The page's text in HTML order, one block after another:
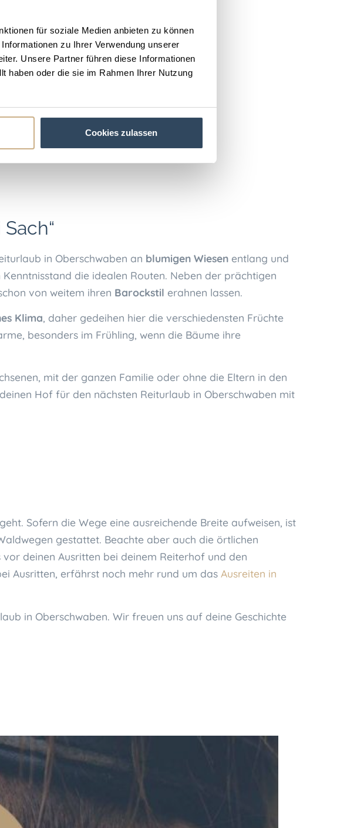
für soziale Medien anbieten zu können
zu Ihrer Verwendung unserer
Unsere Partner führen diese Informationen
haben oder die sie im Rahmen Ihrer Nutzung
Cookies zulassen
in Oberschwaben an blumigen Wiesen entlang und
die idealen Routen. Neben der prächtigen
von weitem ihren Barockstil erahnen lassen.
Klima, daher gedeihen hier die verschiedensten Früchte
besonders im Frühling, wenn die Bäume ihre
mit der ganzen Familie oder ohne die Eltern in den
Hof für den nächsten Reiturlaub in Oberschwaben mit
Sofern die Wege eine ausreichende Breite aufweisen, ist
gestattet. Beachte aber auch die örtlichen
deinen Ausritten bei deinem Reiterhof und den
Ausritten, erfährst noch mehr rund um das Ausreiten in
in Oberschwaben. Wir freuen uns auf deine Geschichte